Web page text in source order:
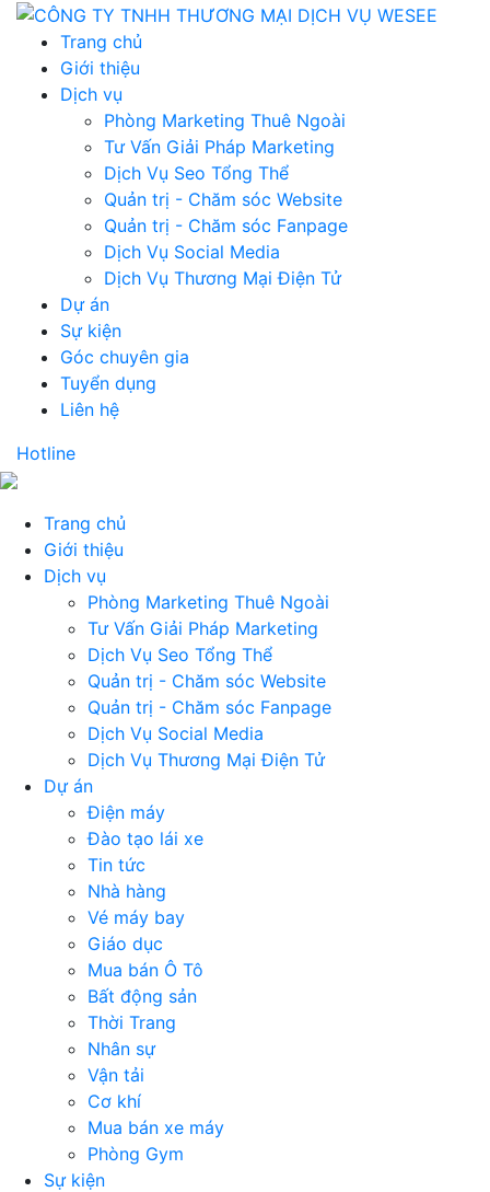
Trang chủ
Giới thiệu
Dịch vụ
Phòng Marketing Thuê Ngoài
Tư Vấn Giải Pháp Marketing
Dịch Vụ Seo Tổng Thể
Quản trị - Chăm sóc Website
Quản trị - Chăm sóc Fanpage
Dịch Vụ Social Media
Dịch Vụ Thương Mại Điện Tử
Dự án
Sự kiện
Góc chuyên gia
Tuyển dụng
Liên hệ
Hotline
Trang chủ
Giới thiệu
Dịch vụ
Phòng Marketing Thuê Ngoài
Tư Vấn Giải Pháp Marketing
Dịch Vụ Seo Tổng Thể
Quản trị - Chăm sóc Website
Quản trị - Chăm sóc Fanpage
Dịch Vụ Social Media
Dịch Vụ Thương Mại Điện Tử
Dự án
Điện máy
Đào tạo lái xe
Tin tức
Nhà hàng
Vé máy bay
Giáo dục
Mua bán Ô Tô
Bất động sản
Thời Trang
Nhân sự
Vận tải
Cơ khí
Mua bán xe máy
Phòng Gym
Sự kiện